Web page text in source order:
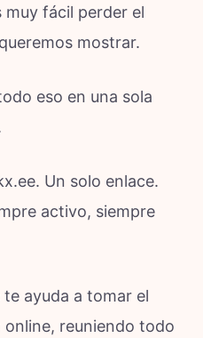
fácil perder el
mostrar.
eso en una sola
Un solo enlace.
activo, siempre
ayuda a tomar el
reuniendo todo